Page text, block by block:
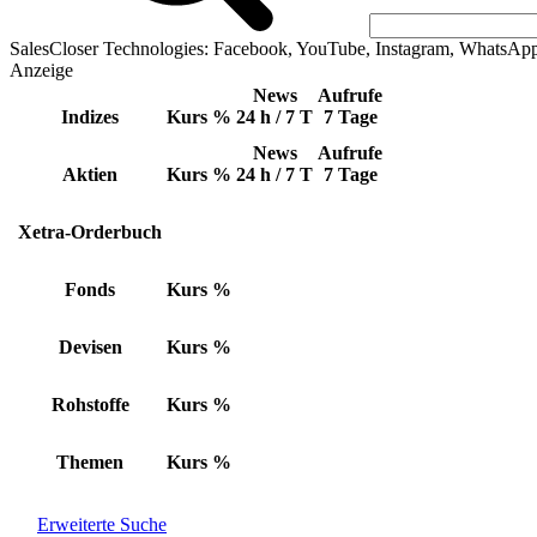
SalesCloser Technologies: Facebook, YouTube, Instagram,
Anzeige
Indizes Kurs %
News
24 h / 7 T
Aufrufe
7 Tage
Aktien Kurs %
News
24 h / 7 T
Aufrufe
7 Tage
Xetra-Orderbuch
Fonds Kurs %
Devisen Kurs %
Rohstoffe Kurs %
Themen Kurs %
Erweiterte Suche